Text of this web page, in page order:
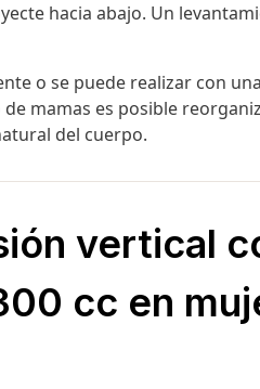
hacia abajo. Un
o se puede realizar con una
mamas es posible
del cuerpo.
vertical
cc en